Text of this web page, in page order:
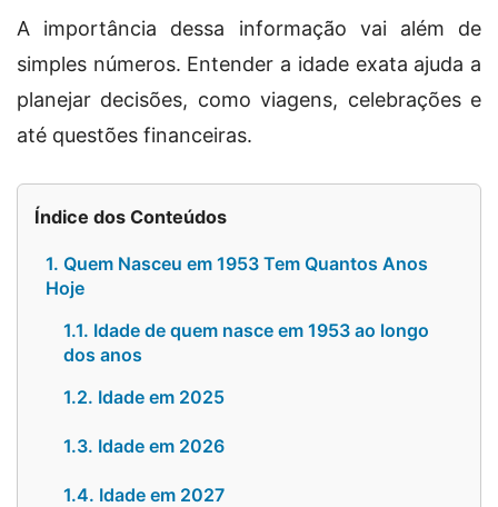
A importância dessa informação vai além de
simples números. Entender a idade exata ajuda a
planejar decisões, como viagens, celebrações e
até questões financeiras.
Índice dos Conteúdos
1. Quem Nasceu em 1953 Tem Quantos Anos
Hoje
1.1. Idade de quem nasce em 1953 ao longo
dos anos
1.2. Idade em 2025
1.3. Idade em 2026
1.4. Idade em 2027